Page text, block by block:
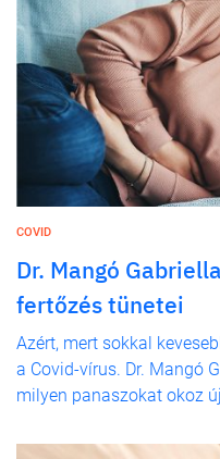
COVID
Dr. Mangó
fertőzés tünetei
Azért, mert sokkal
a Covid-vírus. Dr. Mangó
milyen panaszokat okoz